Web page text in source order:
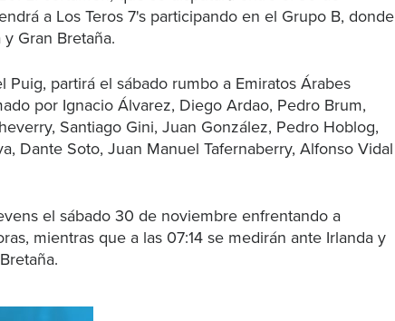
a Los Teros 7's participando en el Grupo B, donde
Gran Bretaña.
Puig, partirá el sábado rumbo a Emiratos Árabes
por Ignacio Álvarez, Diego Ardao, Pedro Brum,
Santiago Gini, Juan González, Pedro Hoblog,
Dante Soto, Juan Manuel Tafernaberry, Alfonso Vidal
el sábado 30 de noviembre enfrentando a
mientras que a las 07:14 se medirán ante Irlanda y